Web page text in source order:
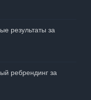
результаты за
ребрендинг за